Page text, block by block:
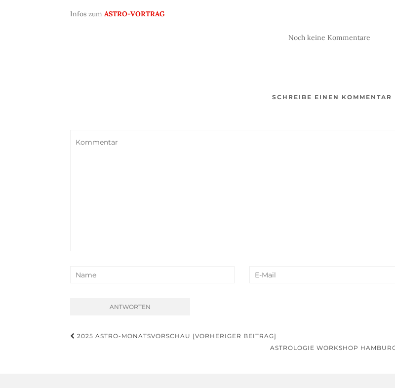
Infos zum ASTRO-VORTRAG
Noch keine Kommentare
SCHREIBE EINEN KOMMENTAR
Beitragsnavigation
2025 ASTRO-MONATSVORSCHAU [VORHERIGER BEITRAG]
ASTROLOGIE WORKSHOP